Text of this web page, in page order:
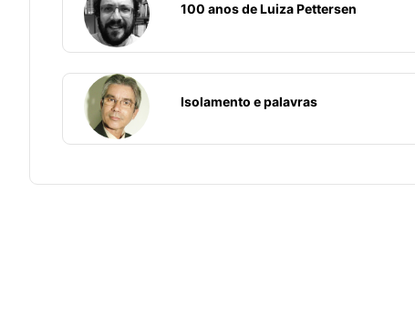
100 anos de Luiza Pettersen
Isolamento e palavras